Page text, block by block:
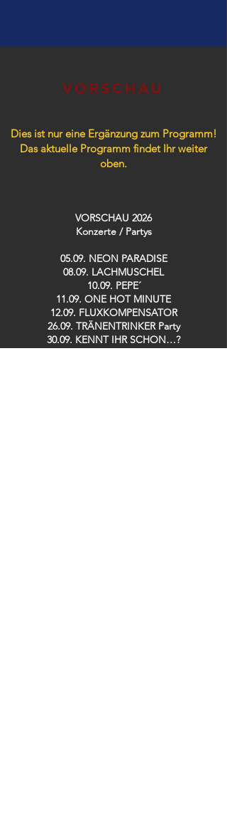
VORSCHAU
Dies ist nur eine Ergänzung zum Programm!
Das aktuelle Programm findet Ihr weiter
oben.
VORSCHAU 2026
Konzerte / Partys​
05.09. NEON PARADISE
08.09. LACHMUSCHEL
10.09. PEPE´
11.09. ONE HOT MINUTE
12.09. FLUXKOMPENSATOR
26.09. TRÄNENTRINKER Party
30.09. KENNT IHR SCHON…?